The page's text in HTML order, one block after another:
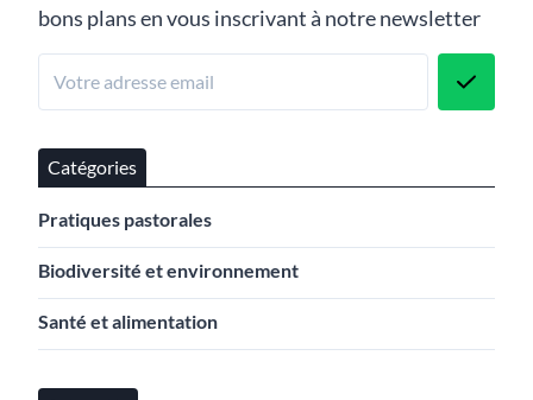
bons plans en vous inscrivant à notre newsletter
Catégories
Pratiques pastorales
Biodiversité et environnement
Santé et alimentation